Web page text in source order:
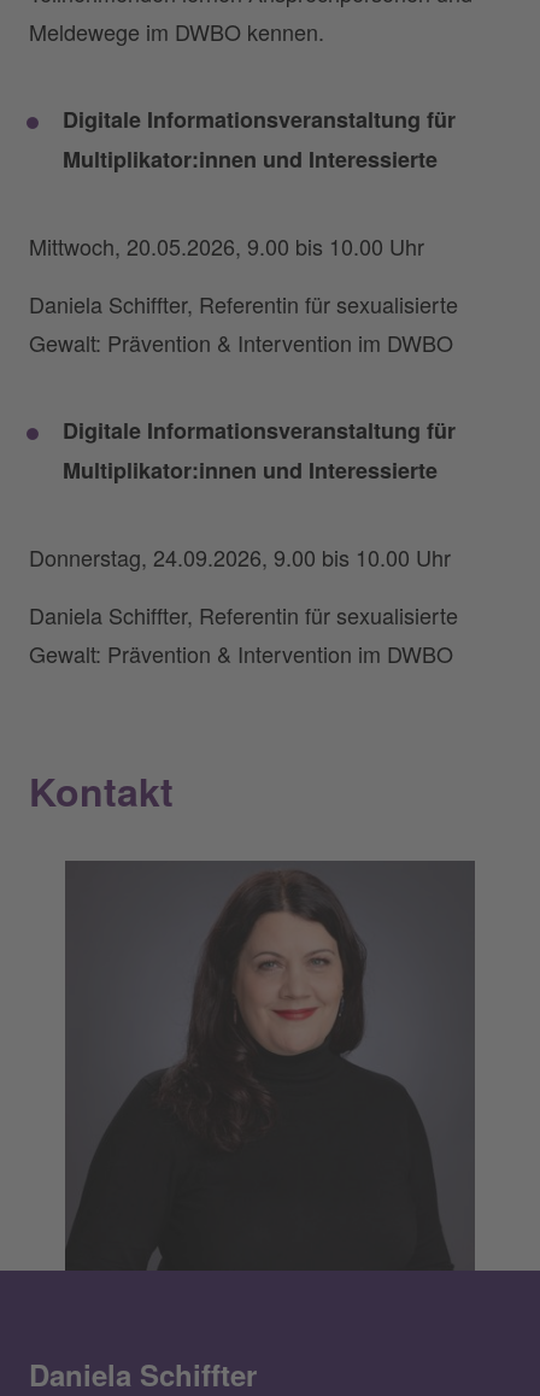
Meldewege im DWBO kennen.
Digitale Informationsveranstaltung für
Multiplikator:innen und Interessierte
Mittwoch, 20.05.2026, 9.00 bis 10.00 Uhr
Daniela Schiffter, Referentin für sexualisierte
Gewalt: Prävention & Intervention im DWBO
Digitale Informationsveranstaltung für
Multiplikator:innen und Interessierte
Donnerstag, 24.09.2026, 9.00 bis 10.00 Uhr
Daniela Schiffter, Referentin für sexualisierte
Gewalt: Prävention & Intervention im DWBO
Kontakt
Daniela Schiffter